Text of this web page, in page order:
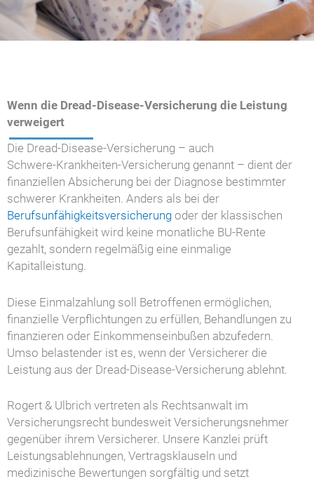
Wenn die Dread-Disease-Versicherung die Leistung
verweigert
Die Dread-Disease-Versicherung – auch
Schwere‑Krankheiten‑Versicherung genannt – dient der
finanziellen Absicherung bei der Diagnose bestimmter
schwerer Krankheiten. Anders als bei der
Berufsunfähigkeitsversicherung oder der klassischen
Berufsunfähigkeit wird keine monatliche BU-Rente
gezahlt, sondern regelmäßig eine einmalige
Kapitalleistung.
Diese Einmalzahlung soll Betroffenen ermöglichen,
finanzielle Verpflichtungen zu erfüllen, Behandlungen zu
finanzieren oder Einkommenseinbußen abzufedern.
Umso belastender ist es, wenn der Versicherer die
Leistung aus der Dread-Disease-Versicherung ablehnt.
Rogert & Ulbrich vertreten als Rechtsanwalt im
Versicherungsrecht bundesweit Versicherungsnehmer
gegenüber ihrem Versicherer. Unsere Kanzlei prüft
Leistungsablehnungen, Vertragsklauseln und
medizinische Bewertungen sorgfältig und setzt